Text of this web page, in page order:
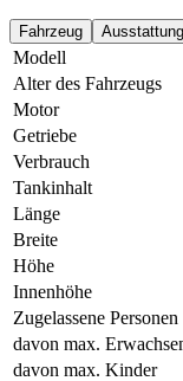
Fahrzeug Ausstattung
Modell
Alter des Fahrzeugs
Motor
Getriebe
Verbrauch
Tankinhalt
Länge
Breite
Höhe
Innenhöhe
Zugelassene Personen
davon max.
davon max. Kinder